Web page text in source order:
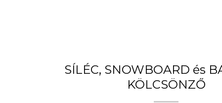
SÍLÉC, SNOWBOARD és
KÖLCSÖNZŐ